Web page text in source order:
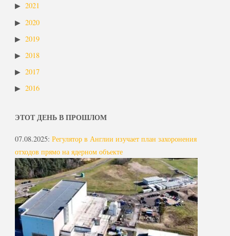
2021
2020
2019
2018
2017
2016
ЭТОТ ДЕНЬ В ПРОШЛОМ
07.08.2025: Регулятор в Англии изучает план захоронения
отходов прямо на ядерном объекте